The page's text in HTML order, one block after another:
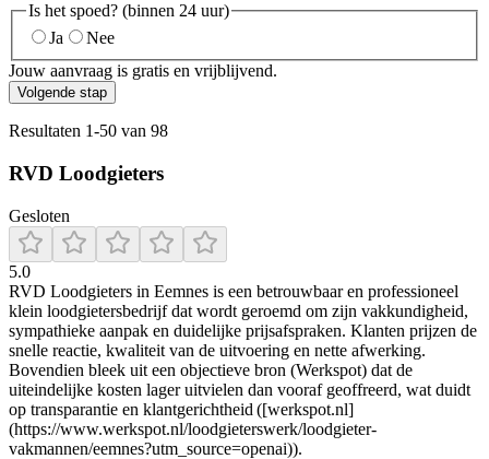
Is het spoed? (binnen 24 uur)
Ja
Nee
Jouw aanvraag is gratis en vrijblijvend.
Volgende stap
Resultaten 1-50 van 98
RVD Loodgieters
Gesloten
5.0
RVD Loodgieters in Eemnes is een betrouwbaar en professioneel
klein loodgietersbedrijf dat wordt geroemd om zijn vakkundigheid,
sympathieke aanpak en duidelijke prijsafspraken. Klanten prijzen de
snelle reactie, kwaliteit van de uitvoering en nette afwerking.
Bovendien bleek uit een objectieve bron (Werkspot) dat de
uiteindelijke kosten lager uitvielen dan vooraf geoffreerd, wat duidt
op transparantie en klantgerichtheid ([werkspot.nl]
(https://www.werkspot.nl/loodgieterswerk/loodgieter-
vakmannen/eemnes?utm_source=openai)).